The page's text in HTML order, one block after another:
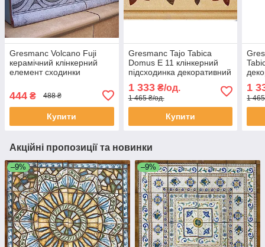
Gresmanc Volcano Fuji
керамічний клінкерний
елемент сходинки
для вулиці тераси сходів
ганку драбини
444 ₴ 488 ₴
Купити
Gresmanc Tajo Tabica
Domus E 11 клінкерний
підсходинка декоративний
капіносом
1 333₴/од.
1 465 ₴/од.
Купити
1
1
Акційні пропозиції та новинки
–9% –9%